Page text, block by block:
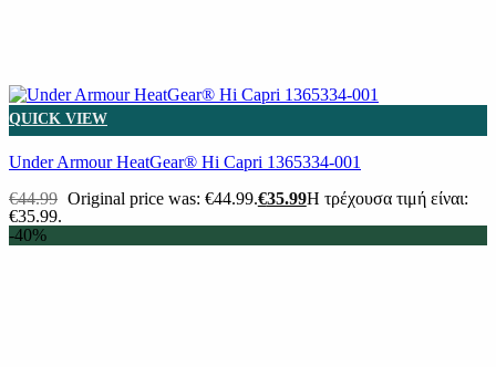
QUICK VIEW
Under Armour HeatGear® Hi Capri 1365334-001
€44.99 Original price was: €44.99.€35.99Η τρέχουσα τιμή είναι:
€35.99.
-40%